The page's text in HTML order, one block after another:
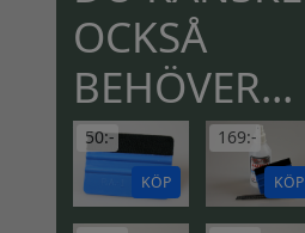
OCKSÅ
BEHÖVER...
50:-
KÖP
169:-
KÖP